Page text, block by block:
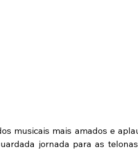
musicais mais amados e
jornada para as